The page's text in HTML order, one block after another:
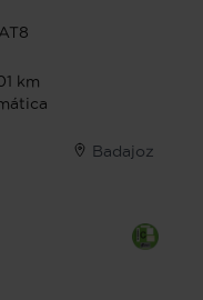
km
Badajoz